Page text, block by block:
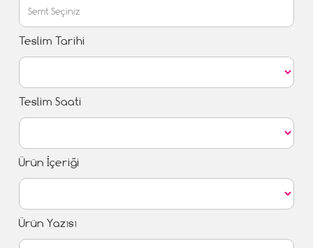
Teslim Tarihi
Teslim Saati
Ürün İçeriği
Ürün Yazısı